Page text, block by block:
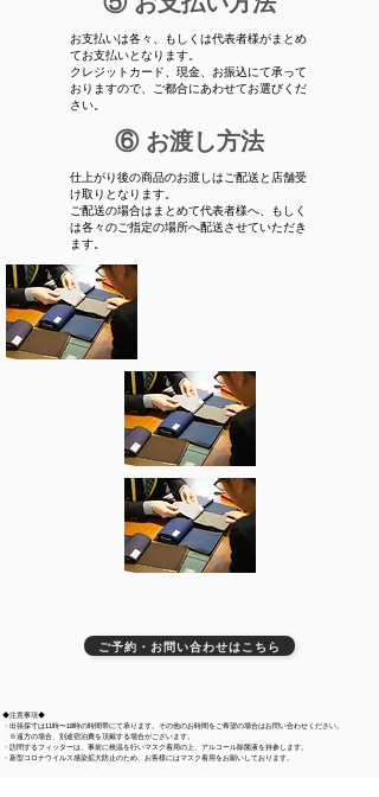
お支払いは各々、もしくは代表者様がまとめ
てお支払いとなります。
​クレジットカード、現金、お振込にて承って
おりますので、ご都合にあわせてお選びくだ
さい。
⑥ お渡し方法
仕上がり後の商品のお渡しはご配送と店舗受
け取りとなります。
ご配送の場合はまとめて代表者様へ、もしく
は各々のご指定の場所へ配送させていただき
ます。
ご予約・お問い合わせはこちら
◆注意事項◆
・出張採寸は11時〜18時の時間帯にて承ります。 その他のお時間をご希望の場合はお問い合わせください。
​ ※遠方の場合、別途宿泊費を頂戴する場合がございます。
・訪問するフィッターは、事前に検温を行いマスク着用の上、 アルコール除菌液を持参します。
・新型コロナウイルス感染拡大防止のため、
お客様にはマスク着用をお願いしております。